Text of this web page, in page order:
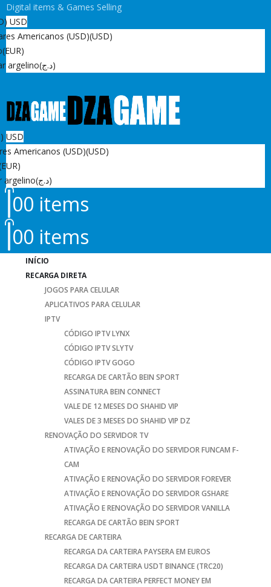
Digital items & Games Selling
USD
Americanos (USD)(USD)
(EUR)
argelino
(د.ج)
USD
Americanos (USD)(USD)
argelino
(د.ج)
00 items
00 items
INÍCIO
RECARGA DIRETA
JOGOS PARA CELULAR
APLICATIVOS PARA CELULAR
IPTV
CÓDIGO IPTV LYNX
CÓDIGO IPTV SLYTV
CÓDIGO IPTV GOGO
RECARGA DE CARTÃO BEIN SPORT
ASSINATURA BEIN CONNECT
VALE DE 12 MESES DO SHAHID VIP
VALES DE 3 MESES DO SHAHID VIP DZ
RENOVAÇÃO DO SERVIDOR TV
ATIVAÇÃO E RENOVAÇÃO DO SERVIDOR FUNCAM F-
CAM
ATIVAÇÃO E RENOVAÇÃO DO SERVIDOR FOREVER
ATIVAÇÃO E RENOVAÇÃO DO SERVIDOR GSHARE
ATIVAÇÃO E RENOVAÇÃO DO SERVIDOR VANILLA
RECARGA DE CARTÃO BEIN SPORT
RECARGA DE CARTEIRA
RECARGA DA CARTEIRA PAYSERA EM EUROS
RECARGA DA CARTEIRA USDT BINANCE (TRC20)
RECARGA DA CARTEIRA PERFECT MONEY EM